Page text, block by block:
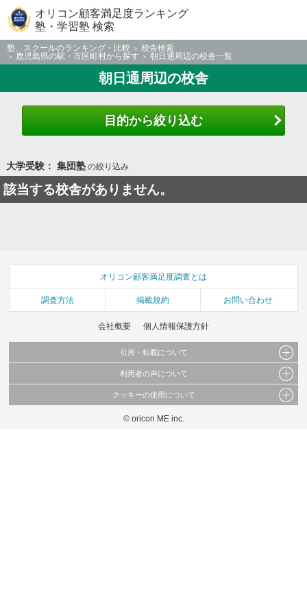
オリコン顧客満足度ランキング
塾・学習塾 検索
塾、スクールのランキング・比較
校舎検索
鹿児島県の駅・市区町村から探す
朝日通周辺の校舎一覧
朝日通周辺の校舎
目的から絞り込む
大学受験： 集団塾の絞り込み
該当する校舎がありません。
オリコン顧客満足度調査とは
調査方法 掲載規約 お問い合わせ
会社概要 個人情報保護方針
引用・転載について
当サイトで公開されている情報（文字、写真、イラスト、画像データ等）及びこれらの配
これらの情報を権利者の許可なく無断転載・複製などの二次利用を行うことは固く禁じて
利用者の声について
当サイトに掲載している内容はすべてサービスの利用者が提出された見解・感想です。
弊社の見解・ 意見ではないことをご理解いただいた上でご覧ください。
クッキーの使用について
このサイトでは Cookie を使用して、ユーザーに合わせたコンテンツや広告の表示、ソー
© oricon ME inc.